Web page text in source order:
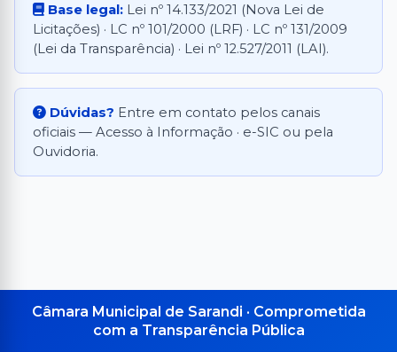
Base legal: Lei nº 14.133/2021 (Nova Lei de
Licitações) · LC nº 101/2000 (LRF) · LC nº 131/2009
(Lei da Transparência) · Lei nº 12.527/2011 (LAI).
Dúvidas? Entre em contato pelos canais
oficiais — Acesso à Informação · e-SIC ou pela
Ouvidoria.
Câmara Municipal de Sarandi · Comprometida
com a Transparência Pública